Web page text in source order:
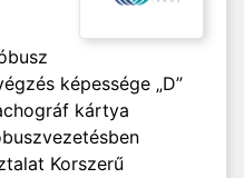
képessége „D”
kártya
Korszerű